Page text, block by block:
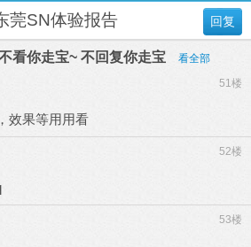
回复
莞SN体验报告
看你走宝~ 不回复你走宝
看全部
51楼
效果等用用看
52楼
53楼